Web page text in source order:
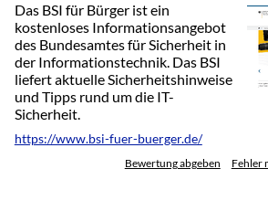
Das BSI für Bürger ist ein
kostenloses Informationsangebot
des Bundesamtes für Sicherheit in
der Informationstechnik. Das BSI
liefert aktuelle Sicherheitshinweise
und Tipps rund um die IT-
Sicherheit.
https://www.bsi-fuer-buerger.de/
Bewertung abgeben Fehler